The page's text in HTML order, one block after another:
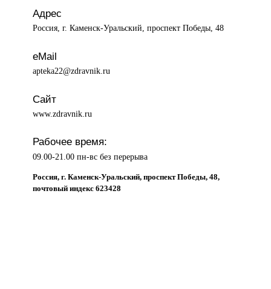
Адрес
Россия, г. Каменск-Уральский, проспект Победы, 48
eMail
apteka22@zdravnik.ru
Сайт
www.zdravnik.ru
Рабочее время:
09.00-21.00 пн-вс без перерыва
Россия, г. Каменск-Уральский, проспект Победы, 48,
почтовый индекс 623428